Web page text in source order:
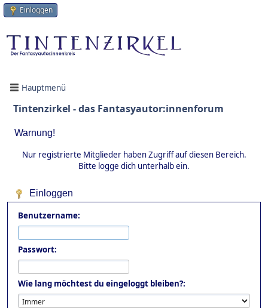
Einloggen
Hauptmenü
Tintenzirkel - das Fantasyautor:innenforum
Warnung!
Nur registrierte Mitglieder haben Zugriff auf diesen Bereich.
Bitte logge dich unterhalb ein.
Einloggen
Benutzername:
Passwort:
Wie lang möchtest du eingeloggt bleiben?: